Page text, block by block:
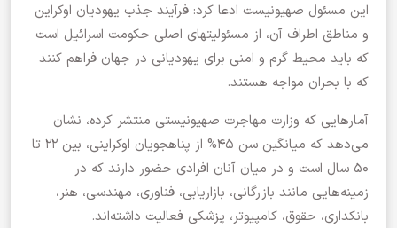
این مسئول صهیونیست ادعا کرد: فرآیند جذب یهودیان اوکراین
و مناطق اطراف آن، از مسئولیتهای اصلی حکومت اسرائیل است
که باید محیط گرم و امنی برای یهودیانی در جهان فراهم کنند
که با بحران مواجه هستند.
آمارهایی که وزارت مهاجرت صهیونیستی منتشر کرده، نشان
می‌دهد که میانگین سن ۴۵% از پناهجویان اوکراینی، بین ۲۲ تا
۵۰ سال است و در میان آنان افرادی حضور دارند که در
زمینه‌هایی مانند بازرگانی، بازاریابی، فناوری، مهندسی، هنر،
بانکداری، حقوق، کامپیوتر، پزشکی فعالیت داشته‌اند.